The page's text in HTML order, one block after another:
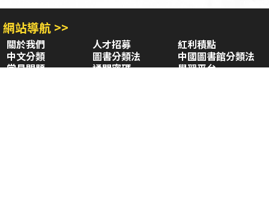
網站導航 >>
關於我們 人才招募
紅利積點
中文分類
圖書分類法
中國圖書館分類法
常見問題
通關密碼
學習平台